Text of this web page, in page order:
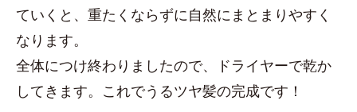
ていくと、重たくならずに自然にまとまりやすく
なります。
全体につけ終わりましたので、ドライヤーで乾か
してきます。これでうるツヤ髪の完成です！